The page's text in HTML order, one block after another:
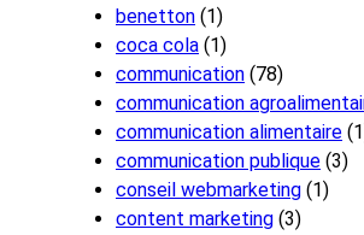
benetton (1)
coca cola (1)
communication (78)
communication
communication alimentaire
communication publique (3)
conseil webmarketing (1)
content marketing (3)